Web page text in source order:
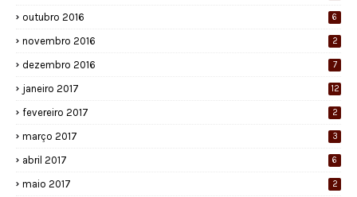
outubro 2016 6
novembro 2016 2
dezembro 2016 7
janeiro 2017 12
fevereiro 2017 2
março 2017 3
abril 2017 6
maio 2017 2